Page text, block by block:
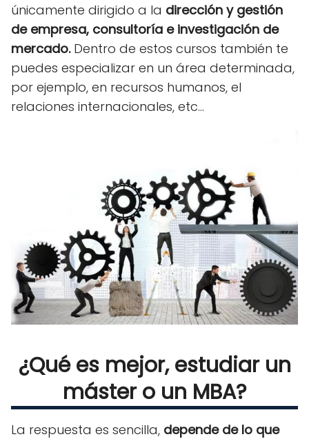
únicamente dirigido a la dirección y gestión
de empresa, consultoría e investigación de
mercado.Dentro de estos cursos también te
puedes especializar en un área determinada,
por ejemplo, en recursos humanos, el
relaciones internacionales, etc…
¿Qué es mejor, estudiar un
máster o un MBA?
La respuesta es sencilla, depende de lo que